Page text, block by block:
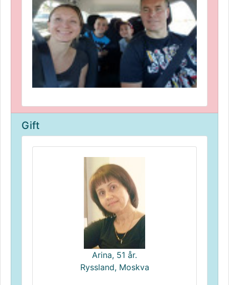
Gift
Arina, 51 år.
Ryssland, Moskva